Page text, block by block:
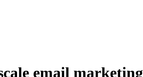
email marketing